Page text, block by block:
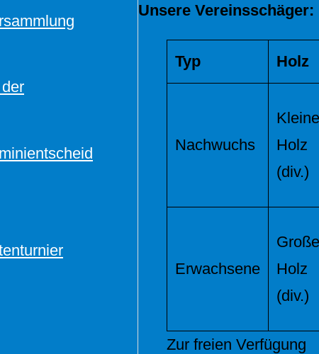
Unsere Vereinsschäger:
Typ Holz
Nachwuchs
Holz
(div.)
Erwachsene
Holz
(div.)
Zur freien Verfügung